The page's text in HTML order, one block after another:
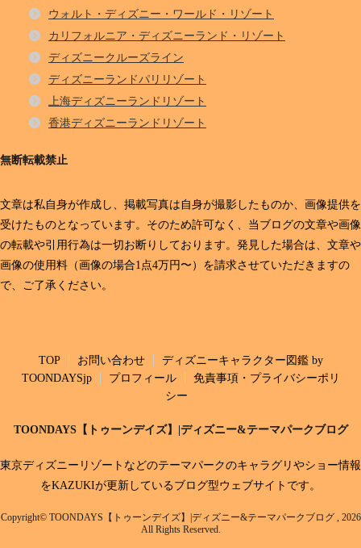
ウォルト・ディズニー・ワールド・リゾート
カリフォルニア・ディズニーランド・リゾート
ディズニークルーズライン
ディズニーランドパリリゾート
上海ディズニーランドリゾート
香港ディズニーランドリゾート
無断転載禁止
文章は私自身が作成し、掲載写真は自身が撮影したものか、画像提供を
受けたものとなっています。そのため許可なく、当ブログの文章や画像
の転載や引用行為は一切お断りしております。発見した場合は、文章や
画像の使用料（画像の場合1点4万円〜）を請求させていただきますの
で、ご了承ください。
TOP お問い合わせ
ディズニーキャラクター図鑑 by
TOONDAYSjp
プロフィール
免責事項・プライバシーポリ
シー
TOONDAYS【トゥーンデイズ】|ディズニー&テーマパークブログ
東京ディズニーリゾートなどのテーマパークのキャラグリやショー情報
をKAZUKIが更新しているブログ型ウェブサイトです。
Copyright© TOONDAYS【トゥーンデイズ】|ディズニー&テーマパークブログ , 2026
All Rights Reserved.